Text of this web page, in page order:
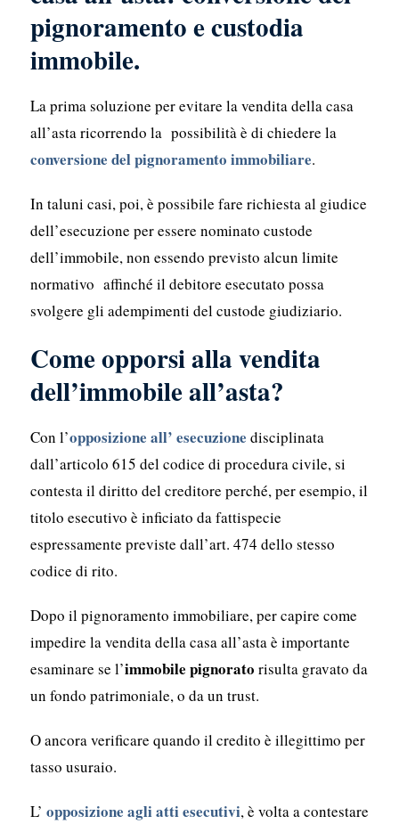
pignoramento e custodia
immobile.
La prima soluzione per evitare la vendita della casa
all’asta ricorrendo la possibilità è di chiedere la
conversione del pignoramento immobiliare.
In taluni casi, poi, è possibile fare richiesta al giudice
dell’esecuzione per essere nominato custode
dell’immobile, non essendo previsto alcun limite
normativo affinché il debitore esecutato possa
svolgere gli adempimenti del custode giudiziario.
Come opporsi alla vendita
dell’immobile all’asta?
Con l’opposizione all’ esecuzione disciplinata
dall’articolo 615 del codice di procedura civile, si
contesta il diritto del creditore perché, per esempio, il
titolo esecutivo è inficiato da fattispecie
espressamente previste dall’art. 474 dello stesso
codice di rito.
Dopo il pignoramento immobiliare, per capire come
impedire la vendita della casa all’asta è importante
esaminare se l’immobile pignorato risulta gravato da
un fondo patrimoniale, o da un trust.
O ancora verificare quando il credito è illegittimo per
tasso usuraio.
L’ opposizione agli atti esecutivi, è volta a contestare